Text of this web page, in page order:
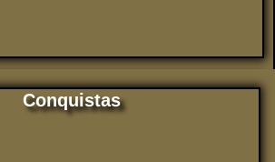
Conquistas